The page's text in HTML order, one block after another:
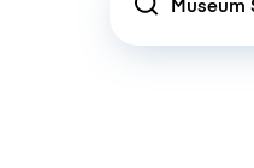
Location